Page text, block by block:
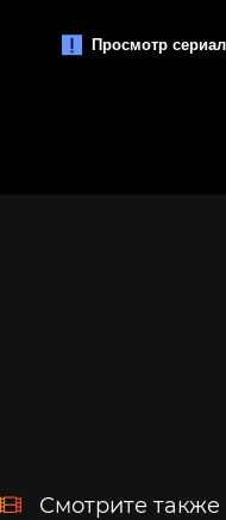
Смотрите также